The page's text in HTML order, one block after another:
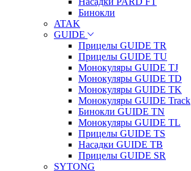
Бинокли
ATAK
GUIDE
Прицелы GUIDE TR
Прицелы GUIDE TU
Монокуляры GUIDE TJ
Монокуляры GUIDE TD
Монокуляры GUIDE TK
Монокуляры GUIDE Track
Бинокли GUIDE TN
Монокуляры GUIDE TL
Прицелы GUIDE TS
Насадки GUIDE TB
Прицелы GUIDE SR
SYTONG